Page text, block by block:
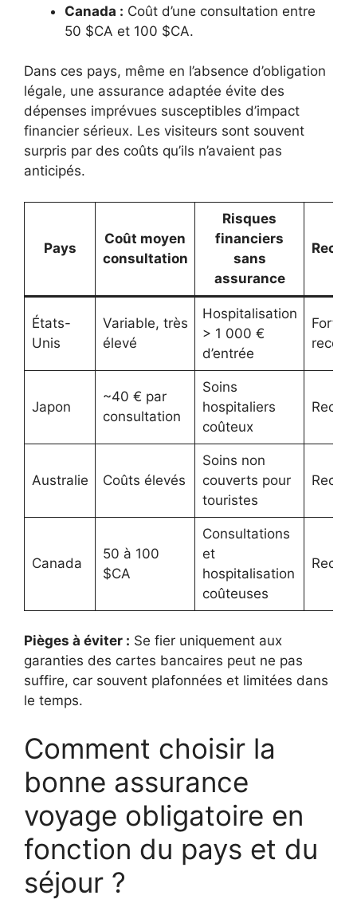
Canada : Coût d’une consultation entre
50 $CA et 100 $CA.
Dans ces pays, même en l’absence d’obligation
légale, une assurance adaptée évite des
dépenses imprévues susceptibles d’impact
financier sérieux. Les visiteurs sont souvent
surpris par des coûts qu’ils n’avaient pas
anticipés.
Pays
Coût moyen
consultation
Risques
financiers
sans
assurance
États-
Unis
Variable, très
élevé
Hospitalisation
> 1 000 €
d’entrée
Forte
Japon
~40 € par
consultation
Soins
hospitaliers
coûteux
Australie Coûts élevés
Soins non
couverts pour
touristes
Canada
50 à 100
$CA
Consultations
et
hospitalisation
coûteuses
Pièges à éviter : Se fier uniquement aux
garanties des cartes bancaires peut ne pas
suffire, car souvent plafonnées et limitées dans
le temps.
Comment choisir la
bonne assurance
voyage obligatoire en
fonction du pays et du
séjour ?